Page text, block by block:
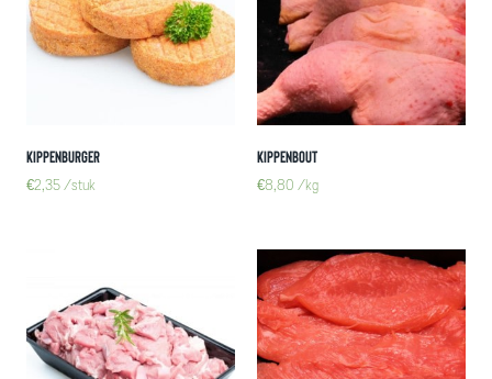
Kippenburger
€2,35/stuk
Kippenbout
€8,80 /kg